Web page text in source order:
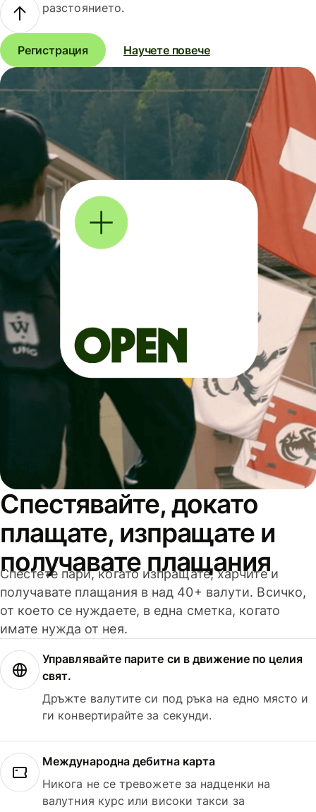
разстоянието.
Регистрация Научете повече
Спестявайте, докато
плащате, изпращате и
получавате плащания
Спестете пари, когато изпращате, харчите и
получавате плащания в над 40+ валути. Всичко,
от което се нуждаете, в една сметка, когато
имате нужда от нея.
Управлявайте парите си в движение по целия
свят.
Дръжте валутите си под ръка на едно място и
ги конвертирайте за секунди.
Международна дебитна карта
Никога не се тревожете за надценки на
валутния курс или високи такси за